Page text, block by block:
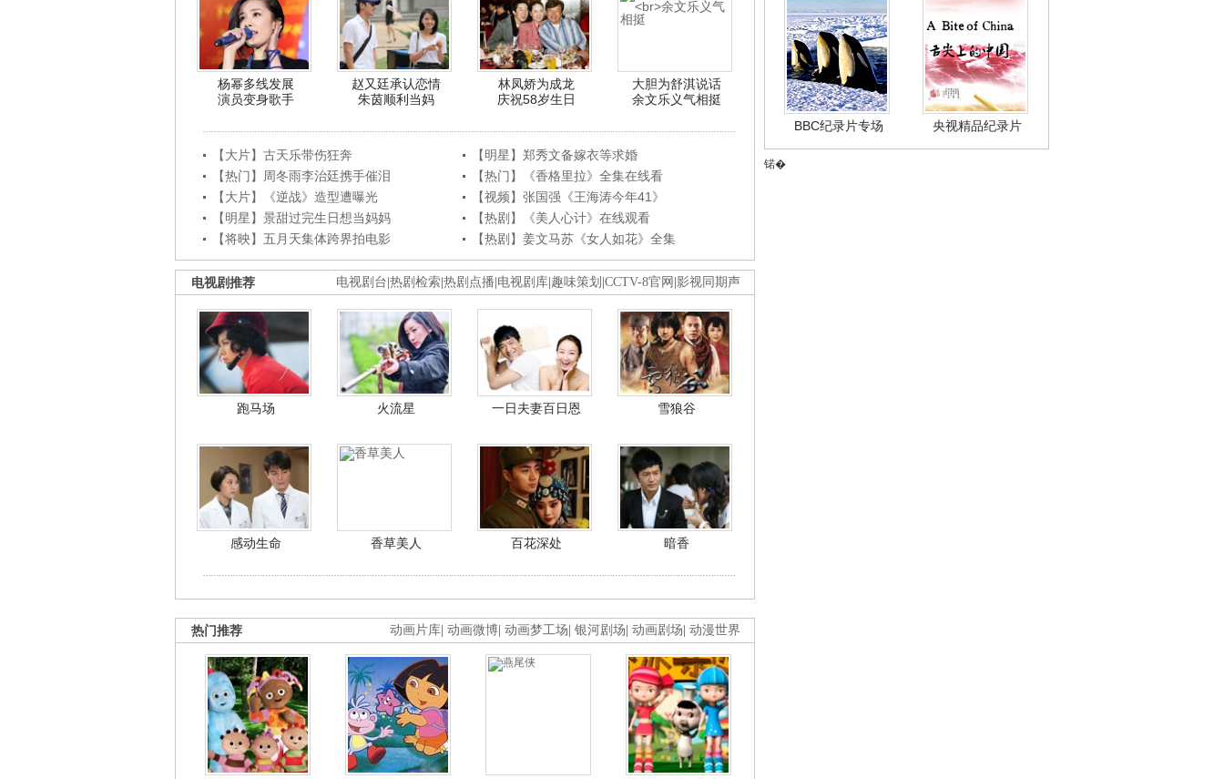
杨幂多线发展
演员变身歌手
赵又廷承认恋情
朱茵顺利当妈
林凤娇为成龙
庆祝58岁生日
大胆为舒淇说话
余文乐义气相挺
【大片】古天乐带伤狂奔
【明星】郑秀文备嫁衣等求婚
【热门】周冬雨李治廷携手催泪
【热门】《香格里拉》全集在线看
【大片】《逆战》造型遭曝光
【视频】张国强《王海涛今年41》
【明星】景甜过完生日想当妈妈
【热剧】《美人心计》在线观看
【将映】五月天集体跨界拍电影
【热剧】姜文马苏《女人如花》全集
电视剧台 热剧检索 热剧点播 电视剧库 趣味策划 CCTV-8官网 影视同期声
电视剧推荐
跑马场 火流星 一日夫妻百日恩 雪狼谷
感动生命 香草美人 百花深处 暗香
动画片库 动画微博 动画梦工场 银河剧场 动画剧场 动漫世界
热门推荐
BBC纪录片专场 央视精品纪录片
锘�